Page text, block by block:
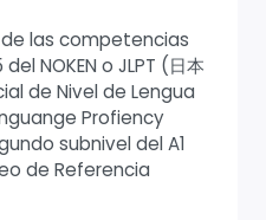
las competencias
NOKEN o JLPT (日本
de Nivel de Lengua
Profiency
subnivel del A1
de Referencia